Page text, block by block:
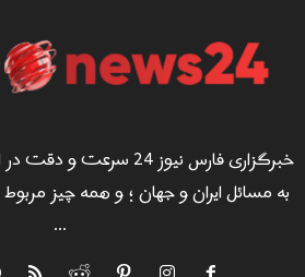
خبرگزاری فارس نیوز 24
به مسائل ایران و جهان ؛ و همه چیز
...